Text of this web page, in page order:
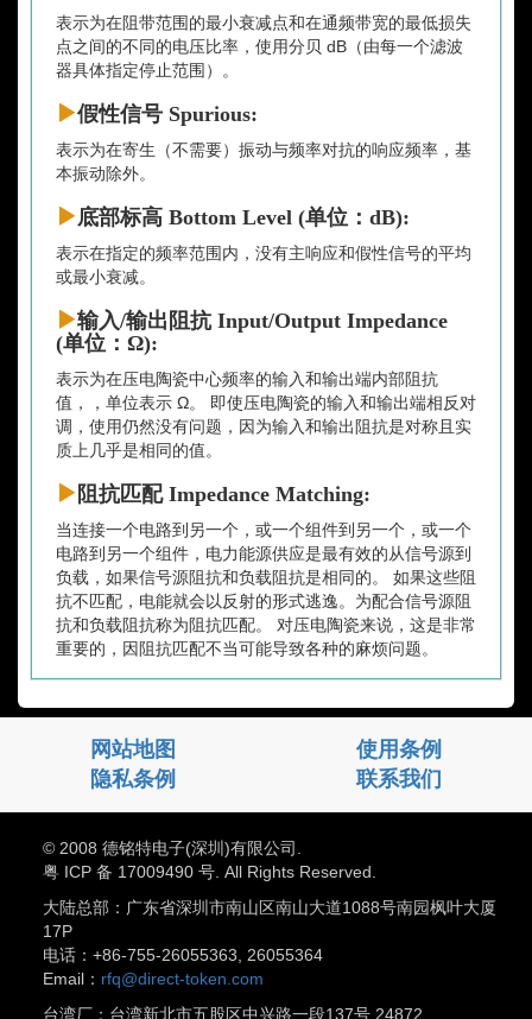
表示为在阻带范围的最小衰减点和在通频带宽的最低损失
点之间的不同的电压比率，使用分贝 dB（由每一个滤波
器具体指定停止范围）。
假性信号 Spurious:
表示为在寄生（不需要）振动与频率对抗的响应频率，基
本振动除外。
底部标高 Bottom Level (单位：dB):
表示在指定的频率范围内，没有主响应和假性信号的平均
或最小衰减。
输入/输出阻抗 Input/Output Impedance
(单位：Ω):
表示为在压电陶瓷中心频率的输入和输出端内部阻抗
值，，单位表示 Ω。 即使压电陶瓷的输入和输出端相反对
调，使用仍然没有问题，因为输入和输出阻抗是对称且实
质上几乎是相同的值。
阻抗匹配 Impedance Matching:
当连接一个电路到另一个，或一个组件到另一个，或一个
电路到另一个组件，电力能源供应是最有效的从信号源到
负载，如果信号源阻抗和负载阻抗是相同的。 如果这些阻
抗不匹配，电能就会以反射的形式逃逸。为配合信号源阻
抗和负载阻抗称为阻抗匹配。 对压电陶瓷来说，这是非常
重要的，因阻抗匹配不当可能导致各种的麻烦问题。
网站地图
使用条例
隐私条例
联系我们
© 2008 德铭特电子(深圳)有限公司.
粤 ICP 备 17009490 号. All Rights Reserved.
大陆总部：广东省深圳市南山区南山大道1088号南园枫叶大厦
17P
电话：+86-755-26055363, 26055364
Email： rfq@direct-token.com
台湾厂：台湾新北市五股区中兴路一段137号 24872